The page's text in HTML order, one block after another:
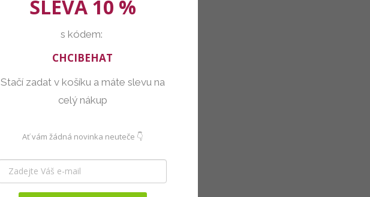
SLEVA 10 %
s kódem:
CHCIBEHAT
Stačí zadat v košíku a máte slevu na
celý nákup
Ať vám žádná novinka neuteče 👇